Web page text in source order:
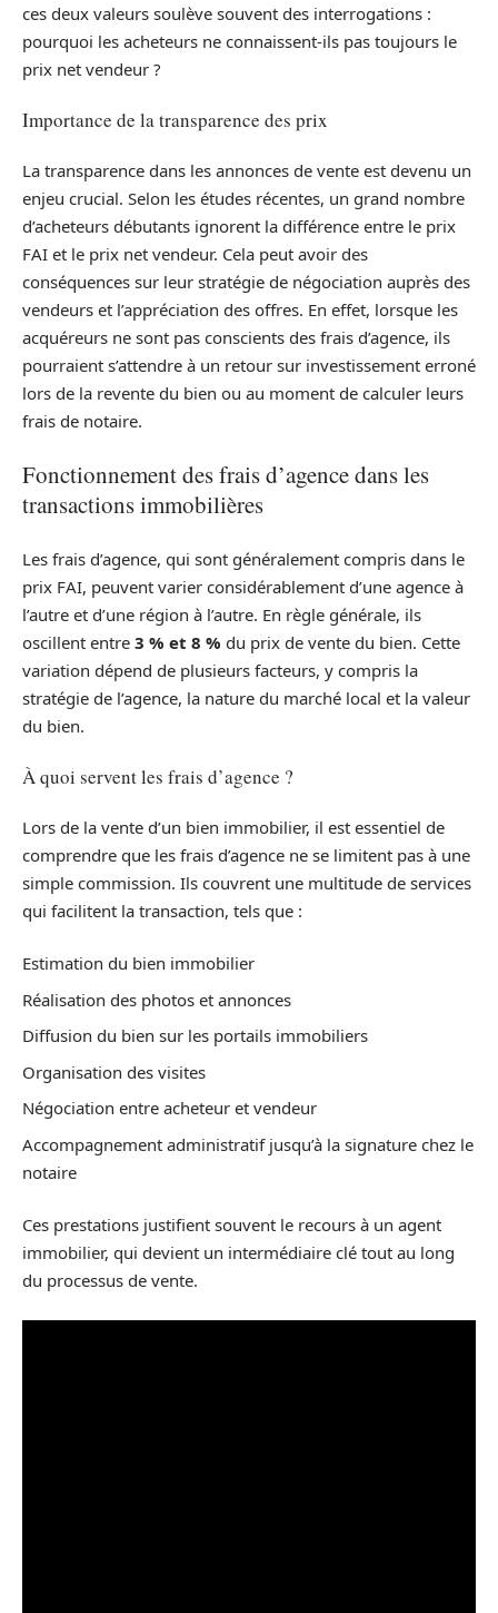
ces deux valeurs soulève souvent des interrogations :
pourquoi les acheteurs ne connaissent-ils pas toujours le
prix net vendeur ?
Importance de la transparence des prix
La transparence dans les annonces de vente est devenu un
enjeu crucial. Selon les études récentes, un grand nombre
d’acheteurs débutants ignorent la différence entre le prix
FAI et le prix net vendeur. Cela peut avoir des
conséquences sur leur stratégie de négociation auprès des
vendeurs et l’appréciation des offres. En effet, lorsque les
acquéreurs ne sont pas conscients des frais d’agence, ils
pourraient s’attendre à un retour sur investissement erroné
lors de la revente du bien ou au moment de calculer leurs
frais de notaire.
Fonctionnement des frais d’agence dans les
transactions immobilières
Les frais d’agence, qui sont généralement compris dans le
prix FAI, peuvent varier considérablement d’une agence à
l’autre et d’une région à l’autre. En règle générale, ils
oscillent entre 3 % et 8 % du prix de vente du bien. Cette
variation dépend de plusieurs facteurs, y compris la
stratégie de l’agence, la nature du marché local et la valeur
du bien.
À quoi servent les frais d’agence ?
Lors de la vente d’un bien immobilier, il est essentiel de
comprendre que les frais d’agence ne se limitent pas à une
simple commission. Ils couvrent une multitude de services
qui facilitent la transaction, tels que :
Estimation du bien immobilier
Réalisation des photos et annonces
Diffusion du bien sur les portails immobiliers
Organisation des visites
Négociation entre acheteur et vendeur
Accompagnement administratif jusqu’à la signature chez le
notaire
Ces prestations justifient souvent le recours à un agent
immobilier, qui devient un intermédiaire clé tout au long
du processus de vente.